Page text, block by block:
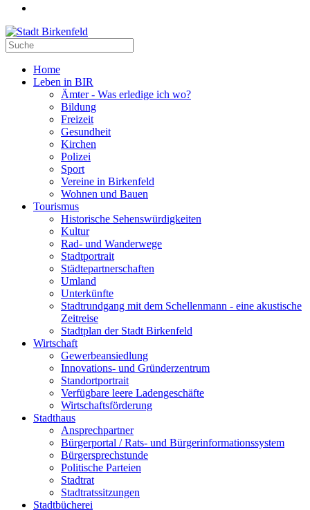
Home
Leben in BIR
Ämter - Was erledige ich wo?
Bildung
Freizeit
Gesundheit
Kirchen
Polizei
Sport
Vereine in Birkenfeld
Wohnen und Bauen
Tourismus
Historische Sehenswürdigkeiten
Kultur
Rad- und Wanderwege
Stadtportrait
Städtepartnerschaften
Umland
Unterkünfte
Stadtrundgang mit dem Schellenmann - eine akustische
Zeitreise
Stadtplan der Stadt Birkenfeld
Wirtschaft
Gewerbeansiedlung
Innovations- und Gründerzentrum
Standortportrait
Verfügbare leere Ladengeschäfte
Wirtschaftsförderung
Stadthaus
Ansprechpartner
Bürgerportal / Rats- und Bürgerinformationssystem
Bürgersprechstunde
Politische Parteien
Stadtrat
Stadtratssitzungen
Stadtbücherei